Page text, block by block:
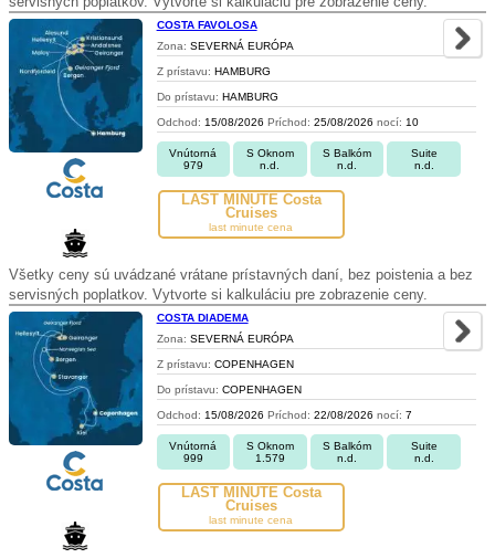
COSTA FAVOLOSA
Zona: SEVERNÁ EURÓPA
Z prístavu: HAMBURG
Do prístavu: HAMBURG
Odchod: 15/08/2026 Príchod: 25/08/2026 nocí: 10
Vnútorná
979
S Oknom
n.d.
S Balkóm
n.d.
Suite
n.d.
LAST MINUTE Costa
Cruises
last minute cena
Všetky ceny sú uvádzané vrátane prístavných daní, bez poistenia a bez
servisných poplatkov. Vytvorte si kalkuláciu pre zobrazenie ceny.
COSTA DIADEMA
Zona: SEVERNÁ EURÓPA
Z prístavu: COPENHAGEN
Do prístavu: COPENHAGEN
Odchod: 15/08/2026 Príchod: 22/08/2026 nocí: 7
Vnútorná
999
S Oknom
1.579
S Balkóm
n.d.
Suite
n.d.
LAST MINUTE Costa
Cruises
last minute cena